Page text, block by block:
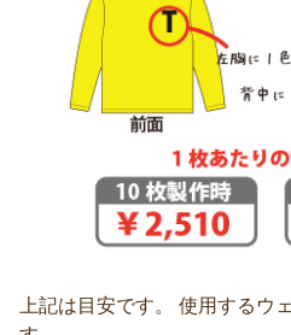
上記は目安です。 使用するウ